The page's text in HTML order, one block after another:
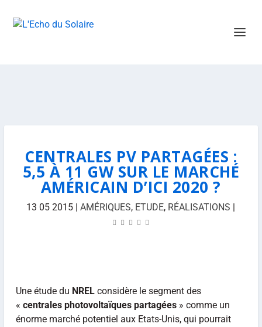
CENTRALES PV PARTAGÉES :
5,5 À 11 GW SUR LE MARCHÉ
AMÉRICAIN D’ICI 2020 ?
13 05 2015 |AMÉRIQUES, ETUDE, RÉALISATIONS |
Une étude du NREL considère le segment des
« centrales photovoltaïques partagées» comme un
énorme marché potentiel aux Etats-Unis, qui pourrait